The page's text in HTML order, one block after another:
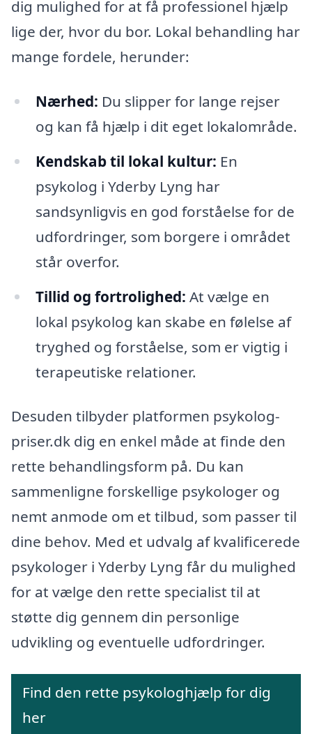
dig mulighed for at få professionel hjælp
lige der, hvor du bor. Lokal behandling har
mange fordele, herunder:
Nærhed: Du slipper for lange rejser
og kan få hjælp i dit eget lokalområde.
Kendskab til lokal kultur: En
psykolog i Yderby Lyng har
sandsynligvis en god forståelse for de
udfordringer, som borgere i området
står overfor.
Tillid og fortrolighed: At vælge en
lokal psykolog kan skabe en følelse af
tryghed og forståelse, som er vigtig i
terapeutiske relationer.
Desuden tilbyder platformen psykolog-
priser.dk dig en enkel måde at finde den
rette behandlingsform på. Du kan
sammenligne forskellige psykologer og
nemt anmode om et tilbud, som passer til
dine behov. Med et udvalg af kvalificerede
psykologer i Yderby Lyng får du mulighed
for at vælge den rette specialist til at
støtte dig gennem din personlige
udvikling og eventuelle udfordringer.
Find den rette psykologhjælp for dig
her